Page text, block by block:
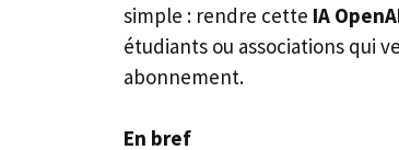
simple : rendre cette IA
étudiants ou associations qui
abonnement.
En bref